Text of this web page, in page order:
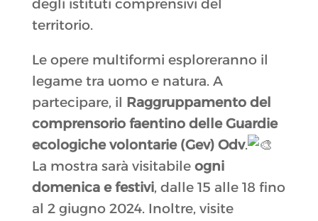
degli istituti comprensivi del
territorio.
Le opere multiformi esploreranno il
legame tra uomo e natura. A
partecipare, il Raggruppamento del
comprensorio faentino delle Guardie
ecologiche volontarie (Gev) Odv.
La mostra sarà visitabile ogni
domenica e festivi, dalle 15 alle 18 fino
al 2 giugno 2024. Inoltre, visite